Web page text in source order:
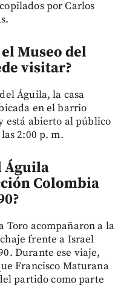
por Carlos
Museo del
visitar?
Águila, la casa
en el barrio
está abierto al público
2:00 p. m.
Águila
Colombia
Toro acompañaron a la
frente a Israel
Durante ese viaje,
Francisco Maturana
partido como parte